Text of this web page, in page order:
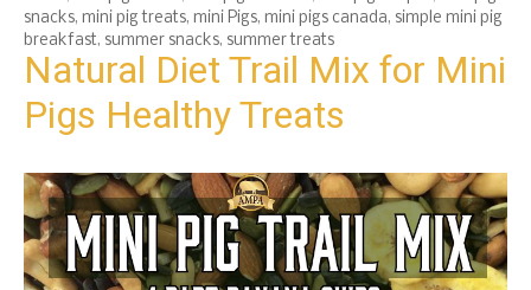
snacks, mini pig treats, mini Pigs, mini pigs canada, simple mini pig
breakfast, summer snacks, summer treats
Natural Diet Trail Mix for Mini
Pigs Healthy Treats